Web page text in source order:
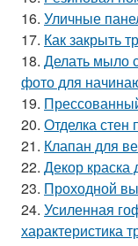
16. Уличные
17. Как закрыть
18. Делать мыло
фото для
19.
20. Отделка
21. Клапан для
22. Декор краска
23. Проходной
24. Усиленная
характеристика